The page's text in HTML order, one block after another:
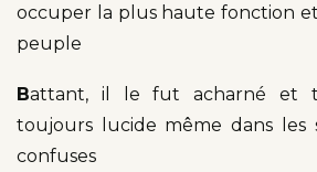
occuper la plus haute fonction
peuple
Battant, il le fut acharné et
toujours lucide même dans les
confuses